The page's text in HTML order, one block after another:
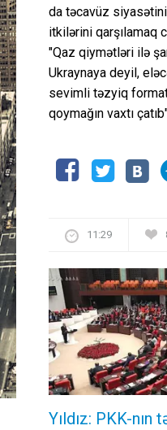
da təcavüz
itkilərini qarşılamaq
"Qaz qiymətləri ilə
Ukraynaya deyil,
sevimli təzyiq
qoymağın vaxtı
11:29
Yıldız: PKK-nın